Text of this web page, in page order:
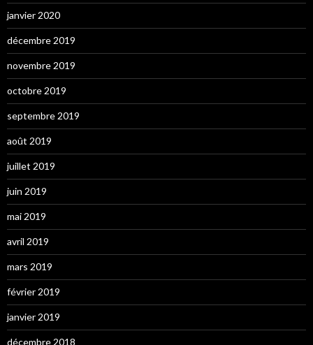
janvier 2020
décembre 2019
novembre 2019
octobre 2019
septembre 2019
août 2019
juillet 2019
juin 2019
mai 2019
avril 2019
mars 2019
février 2019
janvier 2019
décembre 2018